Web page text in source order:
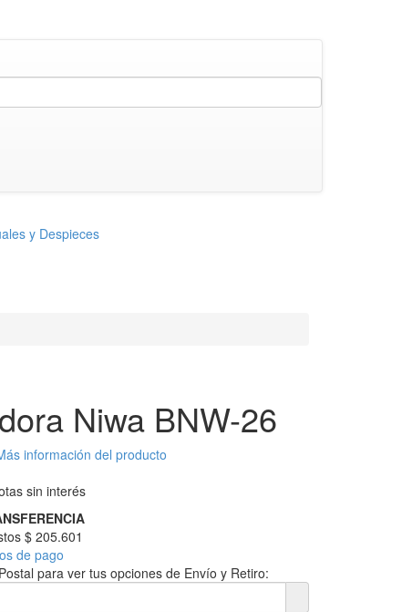
y Despieces
Niwa BNW-26
información del producto
sin interés
$ 205.601
de pago
para ver tus opciones de Envío y Retiro: